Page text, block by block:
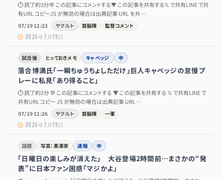
⏱ 読了約3分💬 この記事にコメントする▼ この記事を共有する𝕏 で共有LINE で共
有URL コピーJS が無効の場合は出典記事 URL を共…
07/19 12:23 ヤクルト 首脳陣 監督コメント
2026年7月19日
試合後 とっておきメモ キャベッジ 中
落合博満氏「一瞬ちゅうちょしただけ」巨人キャベッジの怠慢プ
レーに私見「あり得ること」
⏱ 読了約2分 💬 この記事にコメントする ▼ この記事を共有する 𝕏 で共有LINE で
共有URL コピー JS が無効の場合は出典記事 URL …
07/19 11:26 ヤクルト 首脳陣 一軍
2026年7月19日
話題 写真：黒澤崇 速報 中
「日曜日の楽しみが消えた」 大谷登場2時間前…まさかの“発
表”に日本ファン困惑「マジかよ」